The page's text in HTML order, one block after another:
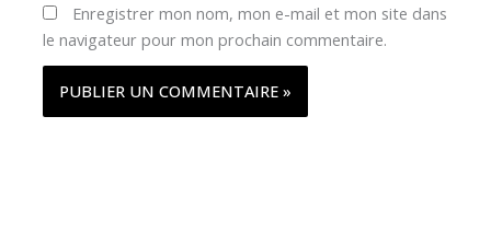
Enregistrer mon nom, mon e-mail et mon site dans
le navigateur pour mon prochain commentaire.